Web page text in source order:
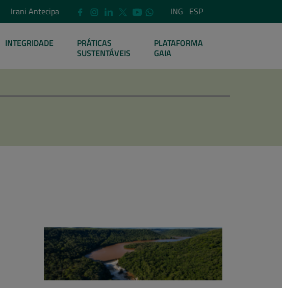
Irani Antecipa ING ESP
INTEGRIDADE
PRÁTICAS
SUSTENTÁVEIS
PLATAFORMA
GAIA